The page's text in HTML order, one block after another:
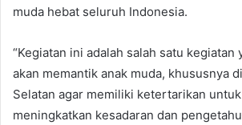
muda hebat seluruh Indonesia.
“Kegiatan ini adalah salah satu kegiatan
akan memantik anak muda, khususnya
Selatan agar memiliki ketertarikan
meningkatkan kesadaran dan